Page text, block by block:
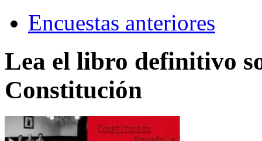
Encuestas anteriores
Lea el libro definitivo
Constitución